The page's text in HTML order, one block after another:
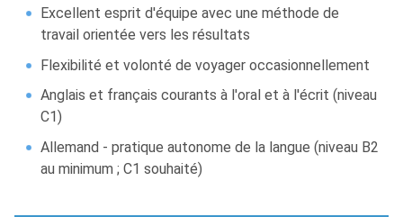
Excellent esprit d'équipe avec une méthode de
travail orientée vers les résultats
Flexibilité et volonté de voyager occasionnellement
Anglais et français courants à l'oral et à l'écrit (niveau
C1)
Allemand - pratique autonome de la langue (niveau B2
au minimum ; C1 souhaité)